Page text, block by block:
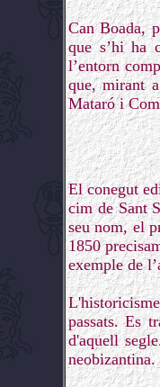
Can Boada,
que s’hi ha
l’entorn
que, mirant
Mataró i
El conegut
cim de Sant
seu nom, el
1850
exemple de
passats. Es
d'aquell
neobizantina.